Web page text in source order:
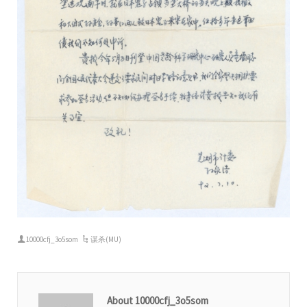
10000cfj_3o5som 谋杀(MU)
About 10000cfj_3o5som